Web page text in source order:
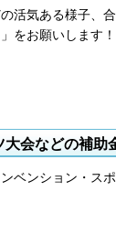
活気ある様子、
をお願いします！
会などの補助
ベンション・ス